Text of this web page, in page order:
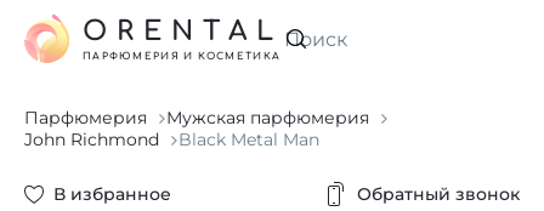
Искать
ORENTAL
ПАРФЮМЕРИЯ И КОСМЕТИКА
Парфюмерия
Мужская парфюмерия
John Richmond
Black Metal Man
В избранное Обратный звонок